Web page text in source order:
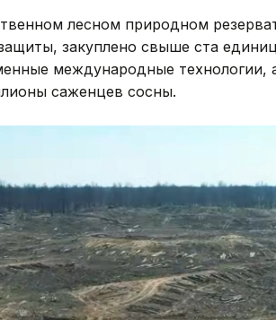
лесном природном
закуплено свыше ста
международные технологии,
саженцев сосны.